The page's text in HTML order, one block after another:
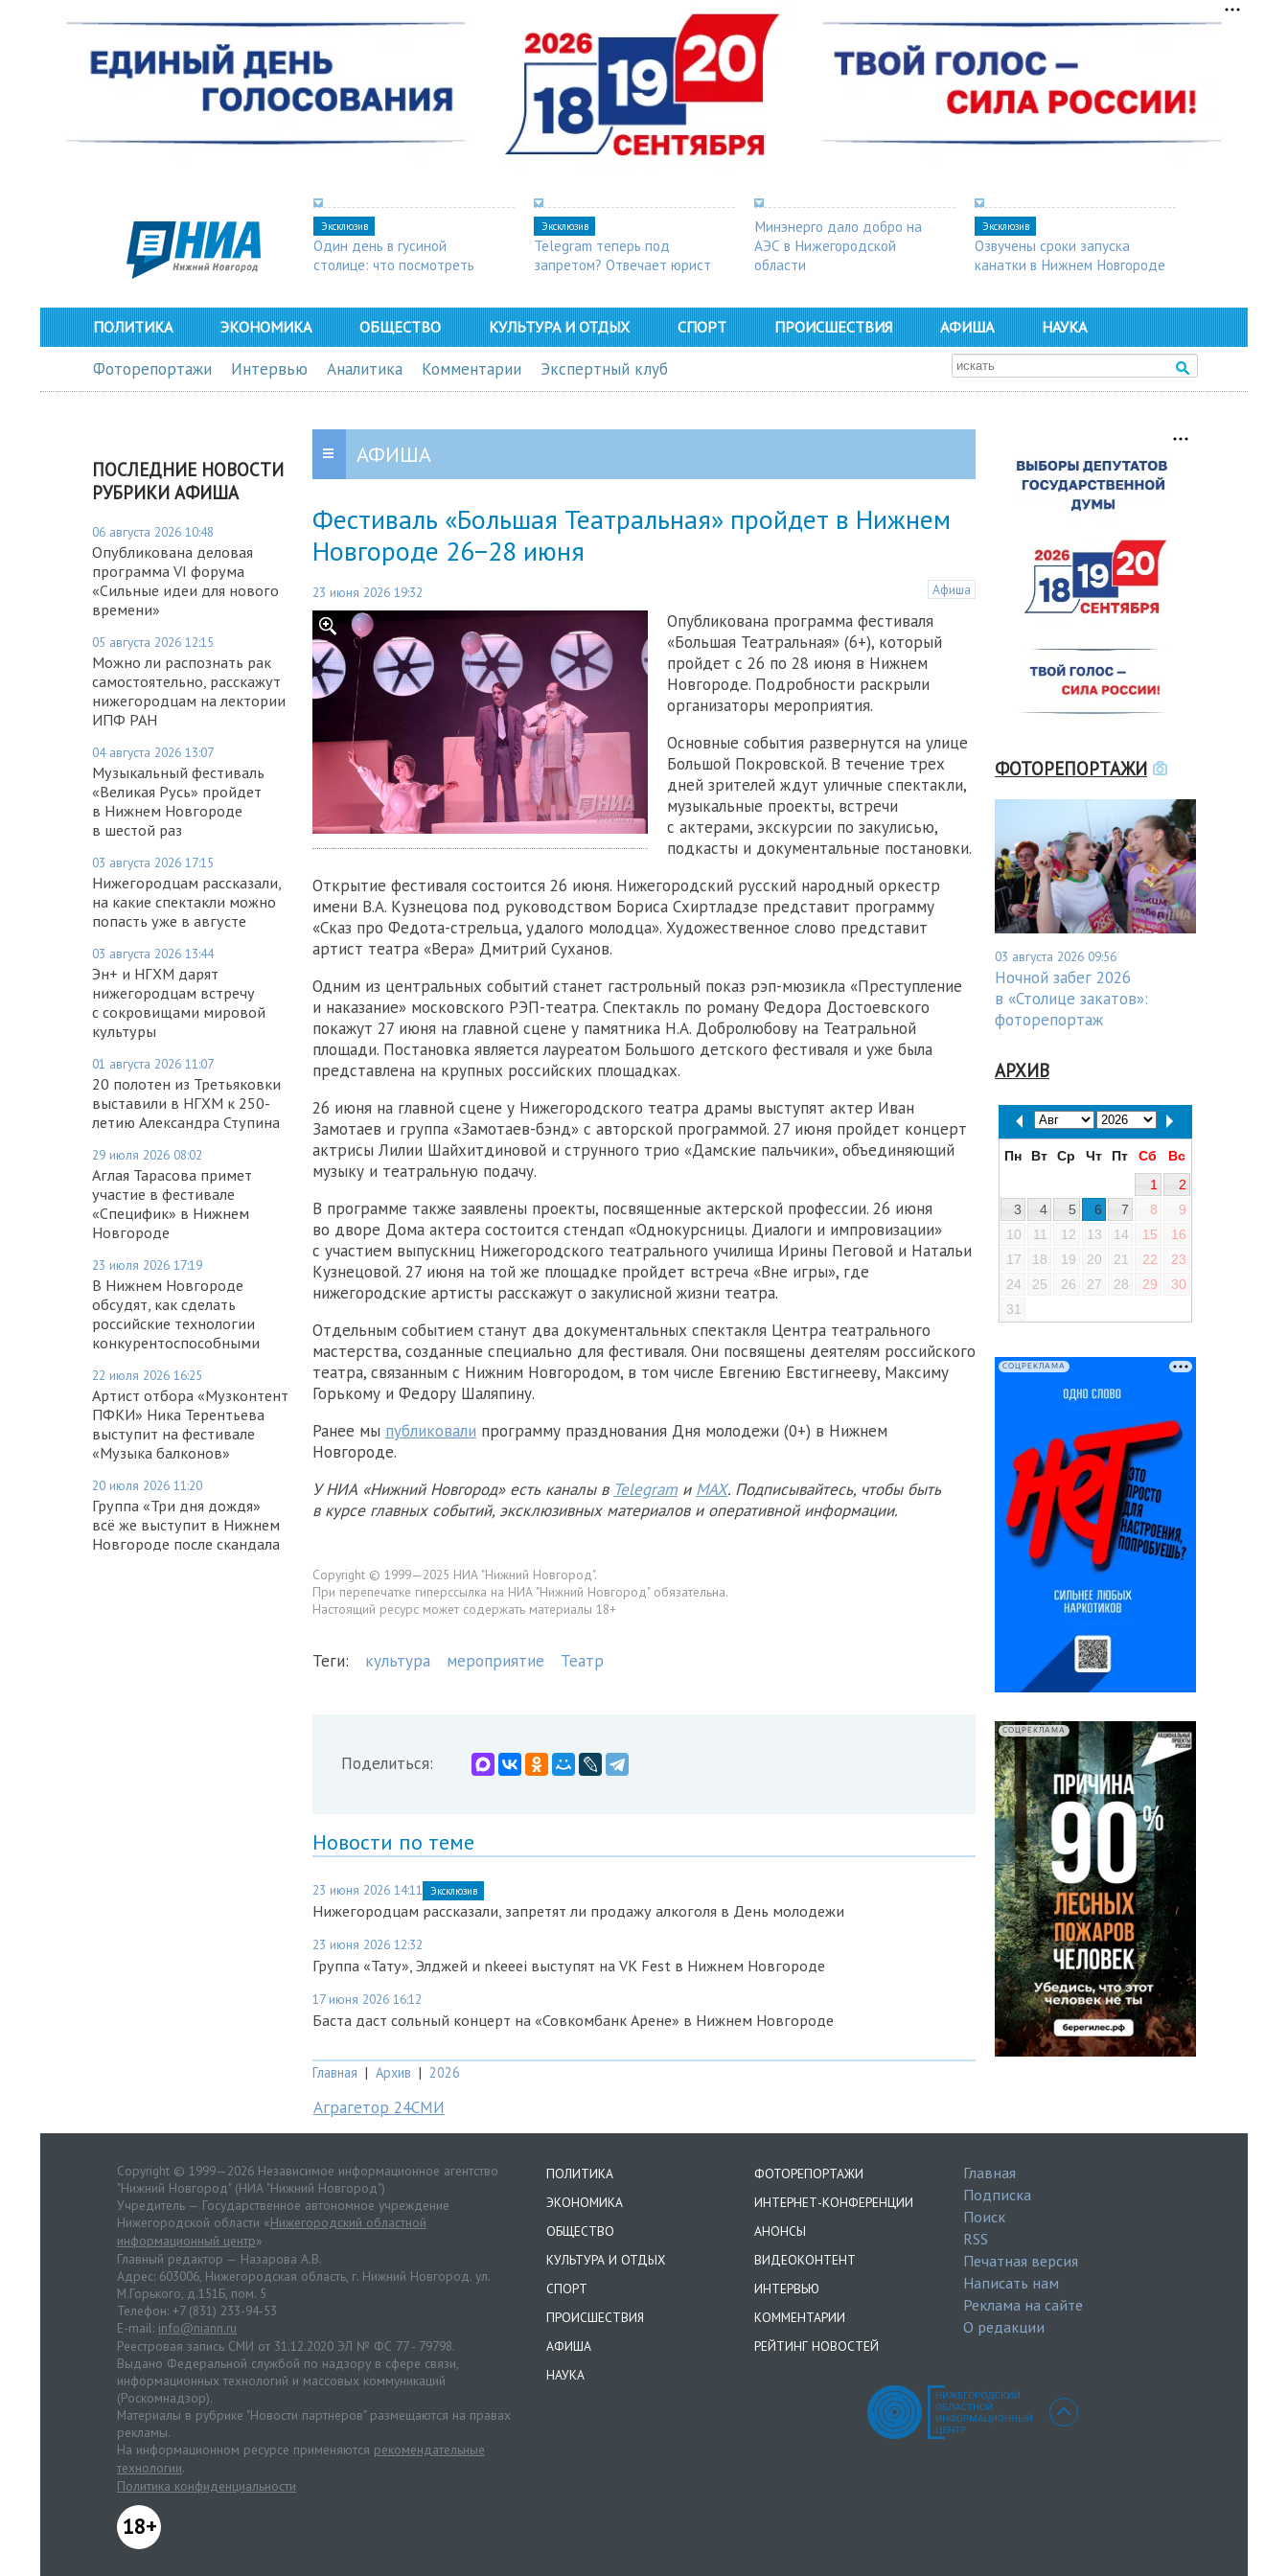
Эксклюзив
Один день в гусиной
столице: что посмотреть
Эксклюзив
Telegram теперь под
запретом? Отвечает юрист
Минэнерго дало добро на
АЭС в Нижегородской
области
Эксклюзив
Озвучены сроки запуска
канатки в Нижнем Новгороде
ПОЛИТИКА ЭКОНОМИКА ОБЩЕСТВО КУЛЬТУРА И ОТДЫХ СПОРТ ПРОИСШЕСТВИЯ АФИША НАУКА
Фоторепортажи Интервью Аналитика Комментарии Экспертный клуб
ПОСЛЕДНИЕ НОВОСТИ
РУБРИКИ АФИША
06 августа 2026 10:48
Опубликована деловая
программа VI форума
«Сильные идеи для нового
времени»
05 августа 2026 12:15
Можно ли распознать рак
самостоятельно, расскажут
нижегородцам на лектории
ИПФ РАН
04 августа 2026 13:07
Музыкальный фестиваль
«Великая Русь» пройдет
в Нижнем Новгороде
в шестой раз
03 августа 2026 17:15
Нижегородцам рассказали,
на какие спектакли можно
попасть уже в августе
03 августа 2026 13:44
Эн+ и НГХМ дарят
нижегородцам встречу
с сокровищами мировой
культуры
01 августа 2026 11:07
20 полотен из Третьяковки
выставили в НГХМ к 250-
летию Александра Ступина
29 июля 2026 08:02
Аглая Тарасова примет
участие в фестивале
«Специфик» в Нижнем
Новгороде
23 июля 2026 17:19
В Нижнем Новгороде
обсудят, как сделать
российские технологии
конкурентоспособными
22 июля 2026 16:25
Артист отбора «Музконтент
ПФКИ» Ника Терентьева
выступит на фестивале
«Музыка балконов»
20 июля 2026 11:20
Группа «Три дня дождя»
всё же выступит в Нижнем
Новгороде после скандала
АФИША
Фестиваль «Большая Театральная» пройдет в Нижнем
Новгороде 26−28 июня
23 июня 2026 19:32 Афиша
Опубликована программа фестиваля
«Большая Театральная» (6+), который
пройдет с 26 по 28 июня в Нижнем
Новгороде. Подробности раскрыли
организаторы мероприятия.
Основные события развернутся на улице
Большой Покровской. В течение трех
дней зрителей ждут уличные спектакли,
музыкальные проекты, встречи
с актерами, экскурсии по закулисью,
подкасты и документальные постановки.
Открытие фестиваля состоится 26 июня. Нижегородский русский народный оркестр
имени В.А. Кузнецова под руководством Бориса Схиртладзе представит программу
«Сказ про Федота-стрельца, удалого молодца». Художественное слово представит
артист театра «Вера» Дмитрий Суханов.
Одним из центральных событий станет гастрольный показ рэп-мюзикла «Преступление
и наказание» московского РЭП-театра. Спектакль по роману Федора Достоевского
покажут 27 июня на главной сцене у памятника Н.А. Добролюбову на Театральной
площади. Постановка является лауреатом Большого детского фестиваля и уже была
представлена на крупных российских площадках.
26 июня на главной сцене у Нижегородского театра драмы выступят актер Иван
Замотаев и группа «Замотаев-бэнд» с авторской программой. 27 июня пройдет концерт
актрисы Лилии Шайхитдиновой и струнного трио «Дамские пальчики», объединяющий
музыку и театральную подачу.
В программе также заявлены проекты, посвященные актерской профессии. 26 июня
во дворе Дома актера состоится стендап «Однокурсницы. Диалоги и импровизации»
с участием выпускниц Нижегородского театрального училища Ирины Пеговой и Натальи
Кузнецовой. 27 июня на той же площадке пройдет встреча «Вне игры», где
нижегородские артисты расскажут о закулисной жизни театра.
Отдельным событием станут два документальных спектакля Центра театрального
мастерства, созданные специально для фестиваля. Они посвящены деятелям российского
театра, связанным с Нижним Новгородом, в том числе Евгению Евстигнееву, Максиму
Горькому и Федору Шаляпину.
Ранее мы публиковали программу празднования Дня молодежи (0+) в Нижнем
Новгороде.
У НИА «Нижний Новгород» есть каналы в Telegram и MAX. Подписывайтесь, чтобы быть
в курсе главных событий, эксклюзивных материалов и оперативной информации.
Copyright © 1999—2025 НИА "Нижний Новгород".
При перепечатке гиперссылка на НИА "Нижний Новгород" обязательна.
Настоящий ресурс может содержать материалы 18+
Теги: культура мероприятие Театр
Поделиться:
Новости по теме
23 июня 2026 14:11 Эксклюзив
Нижегородцам рассказали, запретят ли продажу алкоголя в День молодежи
23 июня 2026 12:32
Группа «Тату», Элджей и nkeeei выступят на VK Fest в Нижнем Новгороде
17 июня 2026 16:12
Баста даст сольный концерт на «Совкомбанк Арене» в Нижнем Новгороде
Главная | Архив | 2026
Аграгетор 24СМИ
ФОТОРЕПОРТАЖИ
03 августа 2026 09:56
Ночной забег 2026
в «Столице закатов»:
фоторепортаж
АРХИВ
Пн Вт Ср Чт Пт Сб
Вс
1
2
3
4 5 6 7 8
9
10
11 12 13 14 15
16
17
18 19 20 21 22
23
24
25 26 27 28 29
30
31
СОЦРЕКЛАМА
СОЦРЕКЛАМА
Copyright © 1999—2026 Независимое информационное агентство
"Нижний Новгород" (НИА "Нижний Новгород")
Учредитель — Государственное автономное учреждение
Нижегородской области «Нижегородский областной
информационный центр»
Главный редактор — Назарова А.В.
Адрес: 603006, Нижегородская область, г. Нижний Новгород. ул.
М.Горького, д.151Б, пом. 5
Телефон: +7 (831) 233-94-53
E-mail: info@niann.ru
Реестровая запись СМИ от 31.12.2020 ЭЛ № ФС 77 - 79798.
Выдано Федеральной службой по надзору в сфере связи,
информационных технологий и массовых коммуникаций
(Роскомнадзор).
Материалы в рубрике "Новости партнеров" размещаются на правах
рекламы.
На информационном ресурсе применяются рекомендательные
технологии.
Политика конфиденциальности
18+
ПОЛИТИКА
ЭКОНОМИКА
ОБЩЕСТВО
КУЛЬТУРА И ОТДЫХ
СПОРТ
ПРОИСШЕСТВИЯ
АФИША
НАУКА
ФОТОРЕПОРТАЖИ
ИНТЕРНЕТ-КОНФЕРЕНЦИИ
АНОНСЫ
ВИДЕОКОНТЕНТ
ИНТЕРВЬЮ
КОММЕНТАРИИ
РЕЙТИНГ НОВОСТЕЙ
Главная
Подписка
Поиск
RSS
Печатная версия
Написать нам
Реклама на сайте
О редакции